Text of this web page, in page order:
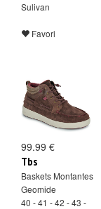
Sulivan
Favori
99.99 €
Tbs
Baskets Montantes
Geomide
40 - 41 - 42 - 43 -